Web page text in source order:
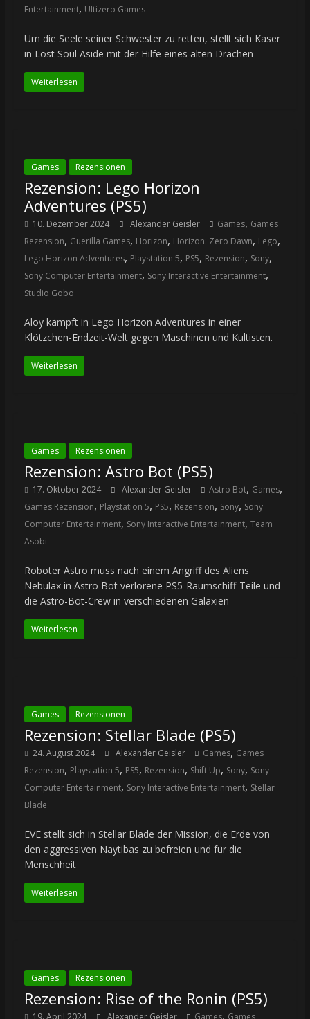
Entertainment, Ultizero Games
Um die Seele seiner Schwester zu retten, stellt sich Kaser
in Lost Soul Aside mit der Hilfe eines alten Drachen
Weiterlesen
Games Rezensionen
Rezension: Lego Horizon
Adventures (PS5)
10. Dezember 2024 Alexander Geisler Games, Games
Rezension, Guerilla Games, Horizon, Horizon: Zero Dawn, Lego,
Lego Horizon Adventures, Playstation 5, PS5, Rezension, Sony,
Sony Computer Entertainment, Sony Interactive Entertainment,
Studio Gobo
Aloy kämpft in Lego Horizon Adventures in einer
Klötzchen-Endzeit-Welt gegen Maschinen und Kultisten.
Weiterlesen
Games Rezensionen
Rezension: Astro Bot (PS5)
17. Oktober 2024 Alexander Geisler Astro Bot, Games,
Games Rezension, Playstation 5, PS5, Rezension, Sony, Sony
Computer Entertainment, Sony Interactive Entertainment, Team
Asobi
Roboter Astro muss nach einem Angriff des Aliens
Nebulax in Astro Bot verlorene PS5-Raumschiff-Teile und
die Astro-Bot-Crew in verschiedenen Galaxien
Weiterlesen
Games Rezensionen
Rezension: Stellar Blade (PS5)
24. August 2024 Alexander Geisler Games, Games
Rezension, Playstation 5, PS5, Rezension, Shift Up, Sony, Sony
Computer Entertainment, Sony Interactive Entertainment, Stellar
Blade
EVE stellt sich in Stellar Blade der Mission, die Erde von
den aggressiven Naytibas zu befreien und für die
Menschheit
Weiterlesen
Games Rezensionen
Rezension: Rise of the Ronin (PS5)
,